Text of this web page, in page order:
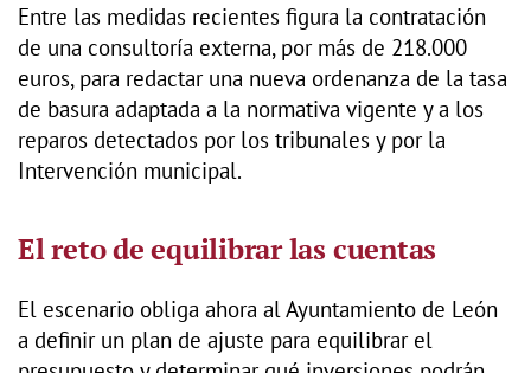
Entre las medidas recientes figura la contratación
de una consultoría externa, por más de 218.000
euros, para redactar una nueva ordenanza de la tasa
de basura adaptada a la normativa vigente y a los
reparos detectados por los tribunales y por la
Intervención municipal.
El reto de equilibrar las cuentas
El escenario obliga ahora al Ayuntamiento de León
a definir un plan de ajuste para equilibrar el